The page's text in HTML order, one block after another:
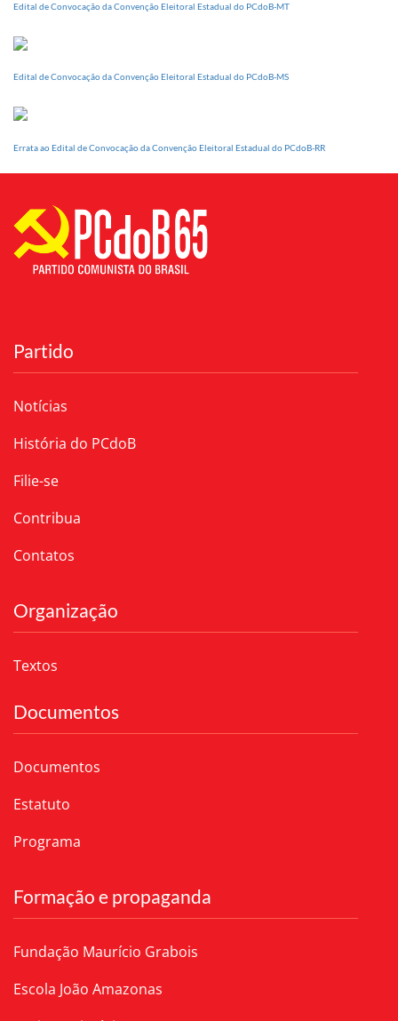
Edital de Convocação da Convenção Eleitoral Estadual do PCdoB-MT
Edital de Convocação da Convenção Eleitoral Estadual do PCdoB-MS
Errata ao Edital de Convocação da Convenção Eleitoral Estadual do PCdoB-RR
Partido
Notícias
História do PCdoB
Filie-se
Contribua
Contatos
Organização
Textos
Documentos
Documentos
Estatuto
Programa
Formação e propaganda
Fundação Maurício Grabois
Escola João Amazonas